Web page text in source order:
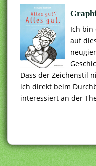
Ich bin
auf
Dass der Zeichenstil
ich direkt beim
interessiert an der